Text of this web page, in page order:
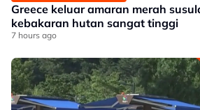
Greece keluar amaran merah
kebakaran hutan sangat tinggi
7 hours ago